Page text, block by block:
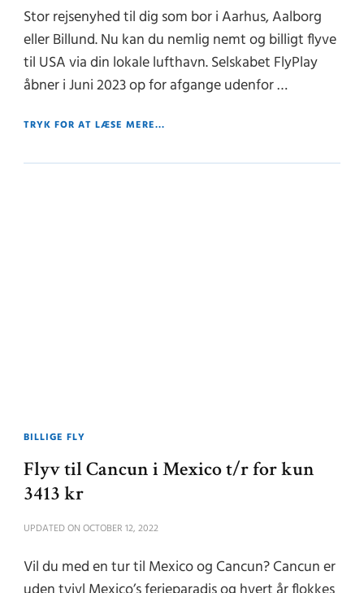
Stor rejsenyhed til dig som bor i Aarhus, Aalborg
eller Billund. Nu kan du nemlig nemt og billigt flyve
til USA via din lokale lufthavn. Selskabet FlyPlay
åbner i Juni 2023 op for afgange udenfor …
TRYK FOR AT LÆSE MERE...
BILLIGE FLY
Flyv til Cancun i Mexico t/r for kun
3413 kr
UPDATED ON OCTOBER 12, 2022
Vil du med en tur til Mexico og Cancun? Cancun er